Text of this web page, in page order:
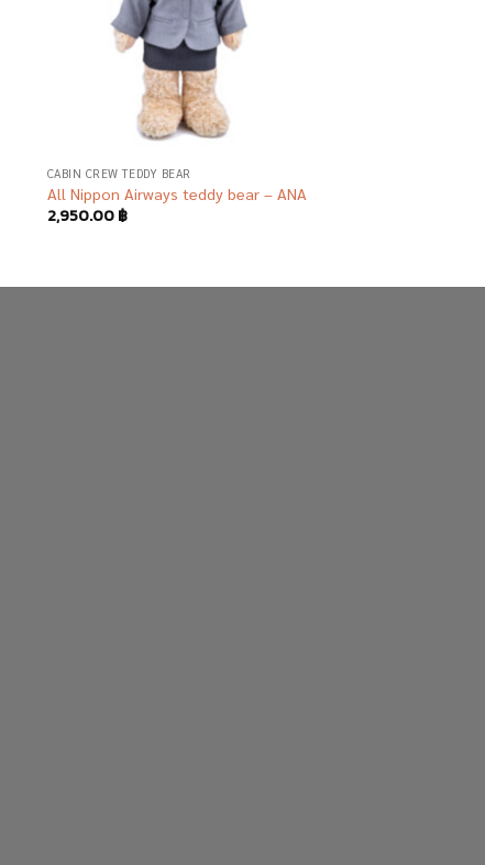
CABIN CREW TEDDY BEAR
All Nippon Airways teddy bear – ANA
2,950.00฿